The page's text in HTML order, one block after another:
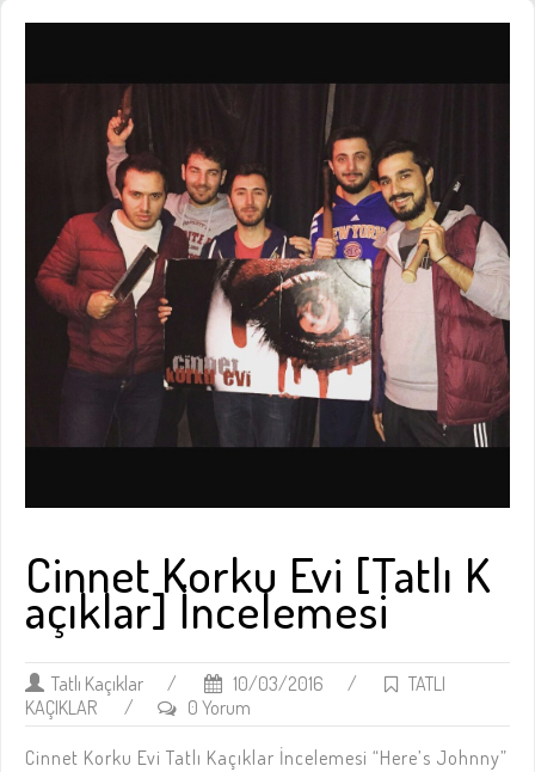
Cinnet Korku Evi [Tatlı K
açıklar] İncelemesi
Tatlı Kaçıklar / 10/03/2016 /
TATLI
KAÇIKLAR
/ 0 Yorum
Cinnet Korku Evi Tatlı Kaçıklar İncelemesi “Here’s Johnny”